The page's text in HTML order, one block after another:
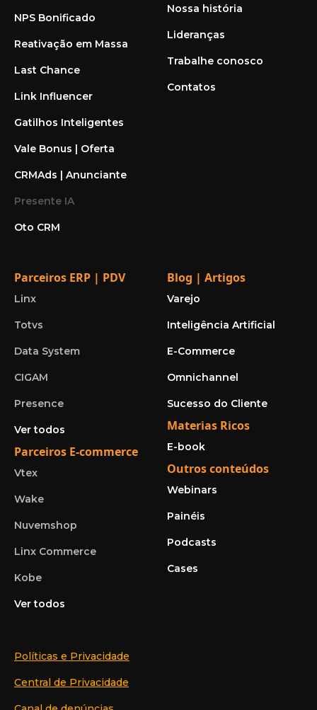
NPS Bonificado
Reativação em Massa
Last Chance
Link Influencer
Gatilhos Inteligentes
Vale Bonus | Oferta
CRMAds | Anunciante
Presente IA
Oto CRM
Nossa história
Lideranças
Trabalhe conosco
Contatos
Parceiros ERP | PDV
Linx
Totvs
Data System
CIGAM
Presence
Ver todos
Parceiros E-commerce
Vtex
Wake
Nuvemshop
Linx Commerce
Kobe
Ver todos
Blog | Artigos
Varejo
Inteligência Artificial
E-Commerce
Omnichannel
Sucesso do Cliente
Materias Ricos
E-book
Outros conteúdos
Webinars
Painéis
Podcasts
Cases
Políticas e Privacidade
Central de Privacidade